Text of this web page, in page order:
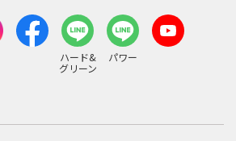
ハード&
グリーン
パワー